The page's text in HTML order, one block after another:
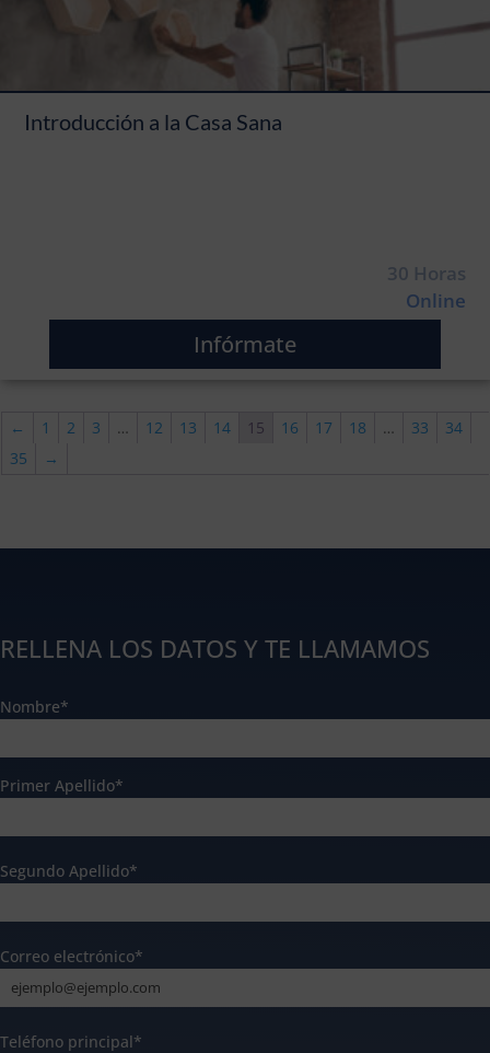
Introducción a la Casa Sana
30 Horas
Online
Infórmate
← 1 2 3 … 12 13 14 15 16 17 18 … 33
34
35
→
RELLENA LOS DATOS Y TE LLAMAMOS
Nombre*
Primer Apellido*
Segundo Apellido*
Correo electrónico*
Teléfono principal*